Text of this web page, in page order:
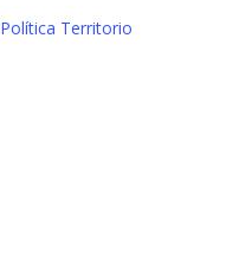
Política Territorio